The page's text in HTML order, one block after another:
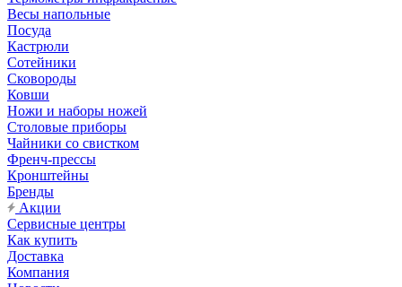
Весы напольные
Посуда
Кастрюли
Сотейники
Сковороды
Ковши
Ножи и наборы ножей
Столовые приборы
Чайники со свистком
Френч-прессы
Кронштейны
Бренды
Акции
Сервисные центры
Как купить
Доставка
Компания